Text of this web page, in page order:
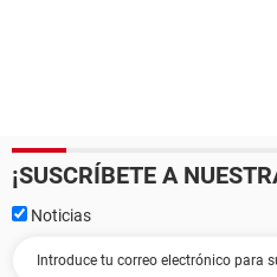
¡SUSCRÍBETE A
Noticias